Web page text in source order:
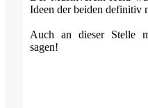
Ideen der beiden definitiv
Auch an dieser Stelle
sagen!